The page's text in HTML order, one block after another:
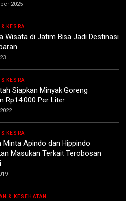
2025
KESRA
Wisata di Jatim Bisa Jadi Destinasi
KESRA
Siapkan Minyak Goreng
Rp14.000 Per Liter
KESRA
Minta Apindo dan Hippindo
Masukan Terkait Terobosan
& KESEHATAN